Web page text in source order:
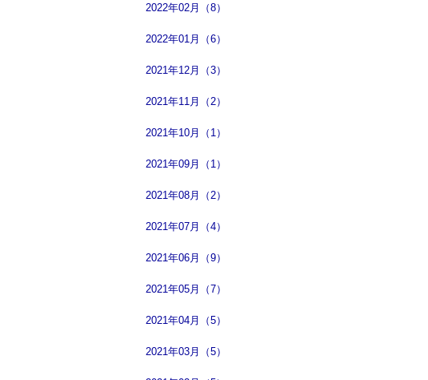
2022年02月（8）
2022年01月（6）
2021年12月（3）
2021年11月（2）
2021年10月（1）
2021年09月（1）
2021年08月（2）
2021年07月（4）
2021年06月（9）
2021年05月（7）
2021年04月（5）
2021年03月（5）